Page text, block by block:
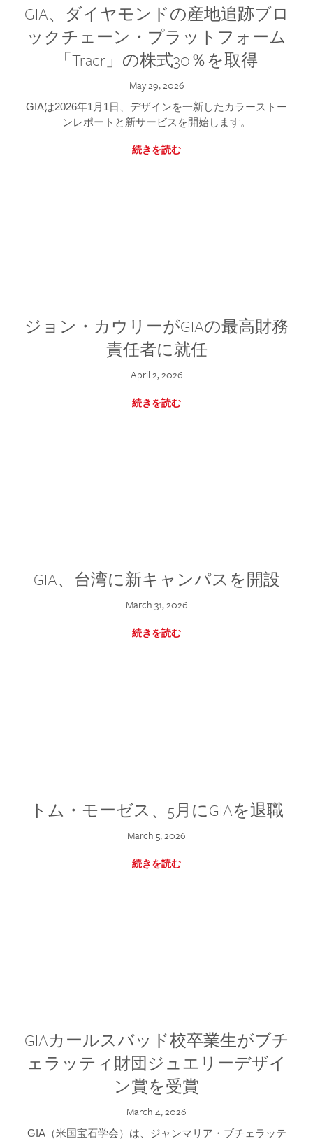
GIA、ダイヤモンドの産地追跡ブロ
ックチェーン・プラットフォーム
「Tracr」の株式30％を取得
May 29, 2026
GIAは2026年1月1日、デザインを一新したカラーストー
ンレポートと新サービスを開始します。
続きを読む
ジョン・カウリーがGIAの最高財務
責任者に就任
April 2, 2026
続きを読む
GIA、台湾に新キャンパスを開設
March 31, 2026
続きを読む
トム・モーゼス、5月にGIAを退職
March 5, 2026
続きを読む
GIAカールスバッド校卒業生がブチ
ェラッティ財団ジュエリーデザイ
ン賞を受賞
March 4, 2026
GIA（米国宝石学会）は、ジャンマリア・ブチェラッテ